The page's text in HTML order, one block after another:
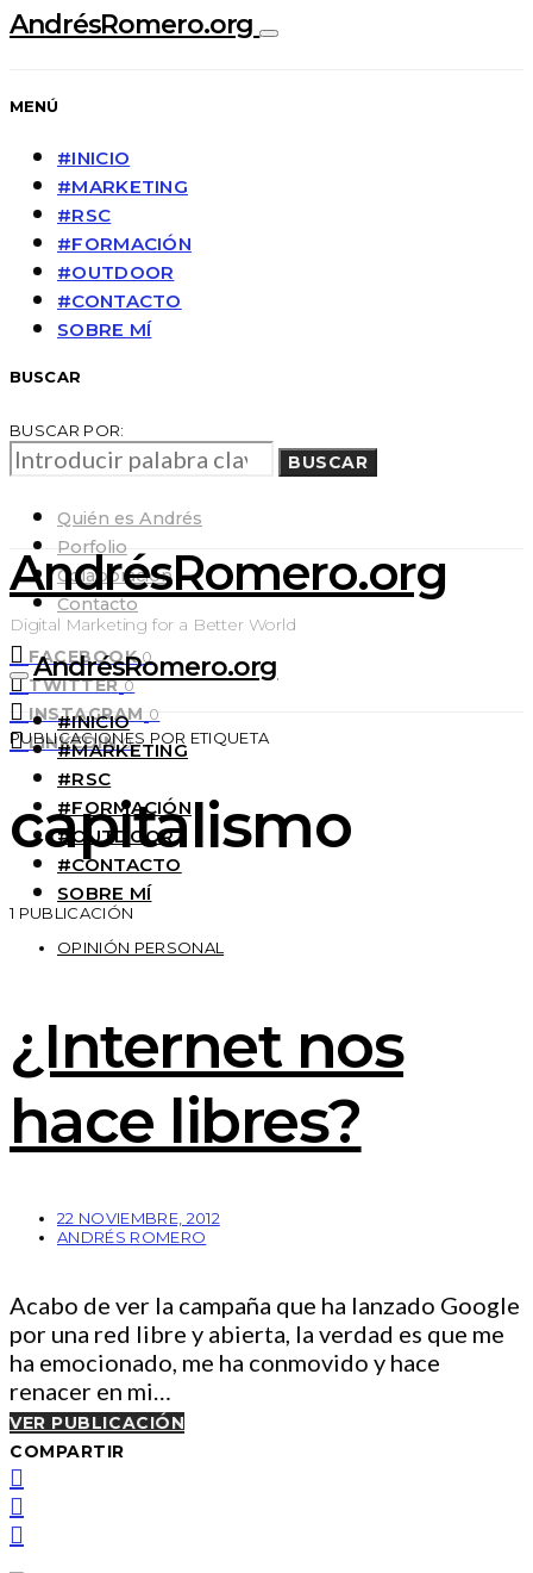
AndrésRomero.org
MENÚ
#INICIO
#MARKETING
#RSC
#FORMACIÓN
#OUTDOOR
#CONTACTO
SOBRE MÍ
BUSCAR
BUSCAR POR:
BUSCAR
Quién es Andrés
Porfolio
Colaboración
Contacto
FACEBOOK 0
TWITTER 0
INSTAGRAM 0
LINKEDIN 0
AndrésRomero.org
Digital Marketing for a Better World
AndrésRomero.org
#INICIO
#MARKETING
#RSC
#FORMACIÓN
#OUTDOOR
#CONTACTO
SOBRE MÍ
PUBLICACIONES POR ETIQUETA
capitalismo
1 PUBLICACIÓN
OPINIÓN PERSONAL
¿Internet nos
hace libres?
22 NOVIEMBRE, 2012
ANDRÉS ROMERO
Acabo de ver la campaña que ha lanzado Google
por una red libre y abierta, la verdad es que me
ha emocionado, me ha conmovido y hace
renacer en mi…
VER PUBLICACIÓN
COMPARTIR